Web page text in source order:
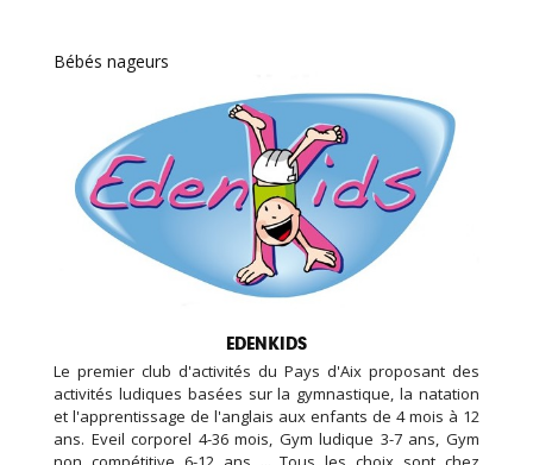
Bébés nageurs
EDENKIDS
Le premier club d'activités du Pays d'Aix proposant des
activités ludiques basées sur la gymnastique, la natation
et l'apprentissage de l'anglais aux enfants de 4 mois à 12
ans. Eveil corporel 4-36 mois, Gym ludique 3-7 ans, Gym